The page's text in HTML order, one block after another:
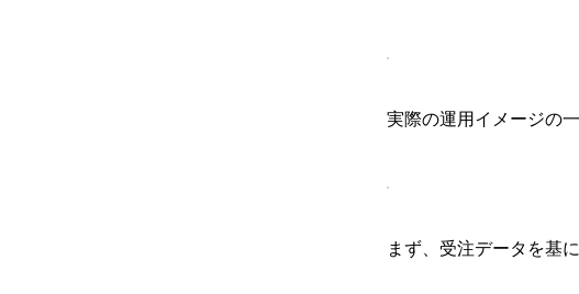
実際の運用イメージの
まず、受注データを基